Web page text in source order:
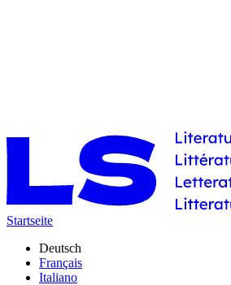
Startseite
Deutsch
Français
Italiano